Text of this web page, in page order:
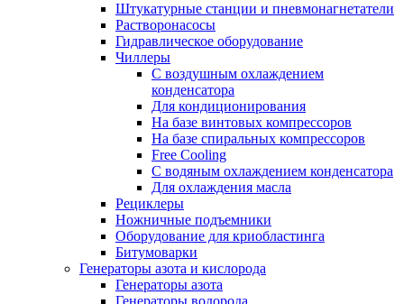
Штукатурные станции и пневмонагнетатели
Растворонасосы
Гидравлическое оборудование
Чиллеры
С воздушным охлаждением
конденсатора
Для кондиционирования
На базе винтовых компрессоров
На базе спиральных компрессоров
Free Cooling
С водяным охлаждением конденсатора
Для охлаждения масла
Рециклеры
Ножничные подъемники
Оборудование для криобластинга
Битумоварки
Генераторы азота и кислорода
Генераторы азота
Генераторы водорода